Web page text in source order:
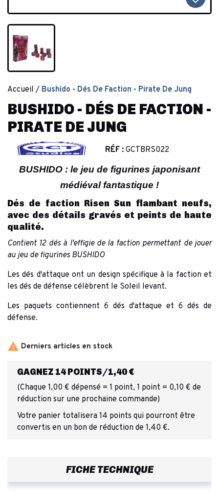
Accueil Bushido - Dés De Faction - Pirate De Jung
BUSHIDO - DÉS DE FACTION -
PIRATE DE JUNG
RÉF : GCTBRS022
BUSHIDO : le jeu de figurines japonisant
médiéval fantastique !
Dés de faction Risen Sun flambant neufs,
avec des détails gravés et peints de haute
qualité.
Contient 12 dés à l'effigie de la faction permettant de jouer
au jeu de figurines BUSHIDO
Les dés d'attaque ont un design spécifique à la faction et
les dés de défense célèbrent le Soleil levant.
Les paquets contiennent 6 dés d'attaque et 6 dés de
défense.
 Derniers articles en stock
GAGNEZ 14 POINTS/1,40 €
(Chaque 1,00 € dépensé = 1 point, 1 point = 0,10 € de
réduction sur une prochaine commande)
Votre panier totalisera 14 points qui pourront être
convertis en un bon de réduction de 1,40 €.
FICHE TECHNIQUE